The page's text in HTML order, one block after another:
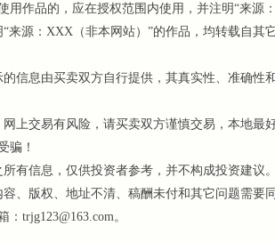
用作品的，应在授权范围内使用，并注明“来源
源：XXX（非本网站）”的作品，均转载自其
息由买卖双方自行提供，其真实性、准确性
交易有风险，请买卖双方谨慎交易，本地最
骗！
有信息，仅供投资者参考 ，并不构成投资建议
版权、地址不清、稿酬未付和其它问题需要
：trjg123@163.com。